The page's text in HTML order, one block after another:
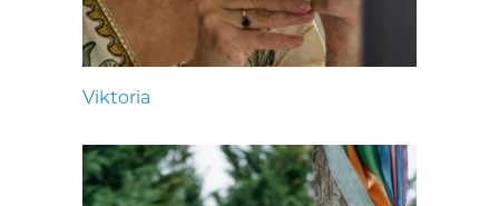
Viktoria